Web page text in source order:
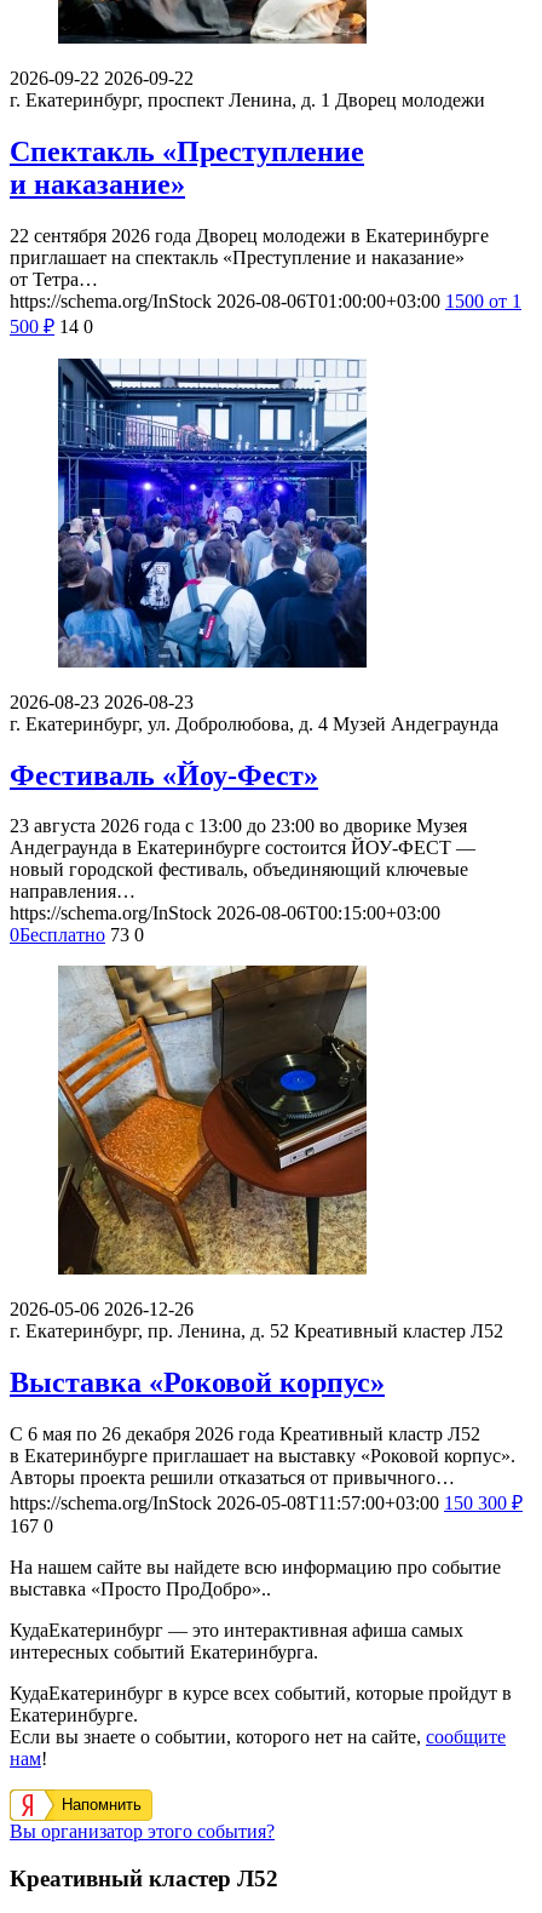
2026-09-22 2026-09-22
г. Екатеринбург, проспект Ленина, д. 1 Дворец молодежи
Спектакль «Преступление
и наказание»
22 сентября 2026 года Дворец молодежи в Екатеринбурге
приглашает на спектакль «Преступление и наказание»
от Тетра…
https://schema.org/InStock 2026-08-06T01:00:00+03:00 1500 от 1
500 ₽ 14 0
2026-08-23 2026-08-23
г. Екатеринбург, ул. Добролюбова, д. 4 Музей Андеграунда
Фестиваль «Йоу-Фест»
23 августа 2026 года с 13:00 до 23:00 во дворике Музея
Андеграунда в Екатеринбурге состоится ЙОУ-ФЕСТ —
новый городской фестиваль, объединяющий ключевые
направления…
https://schema.org/InStock 2026-08-06T00:15:00+03:00
0Бесплатно 73 0
2026-05-06 2026-12-26
г. Екатеринбург, пр. Ленина, д. 52 Креативный кластер Л52
Выставка «Роковой корпус»
С 6 мая по 26 декабря 2026 года Креативный кластр Л52
в Екатеринбурге приглашает на выставку «Роковой корпус».
Авторы проекта решили отказаться от привычного…
https://schema.org/InStock 2026-05-08T11:57:00+03:00 150 300 ₽
167 0
На нашем сайте вы найдете всю информацию про событие
выставка «Просто ПроДобро»..
КудаЕкатеринбург — это интерактивная афиша самых
интересных событий Екатеринбурга.
КудаЕкатеринбург в курсе всех событий, которые пройдут в
Екатеринбурге.
Если вы знаете о событии, которого нет на сайте, сообщите
нам!
Напомнить
Вы организатор этого события?
Креативный кластер Л52